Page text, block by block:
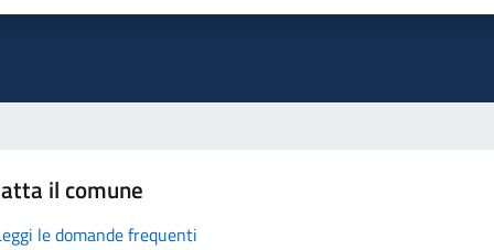
il comune
le domande frequenti